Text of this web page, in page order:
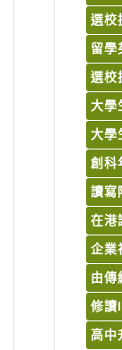
選校
留學
選校
大學
大學
創
讀寫
在港
企業
由傳
修讀
高中